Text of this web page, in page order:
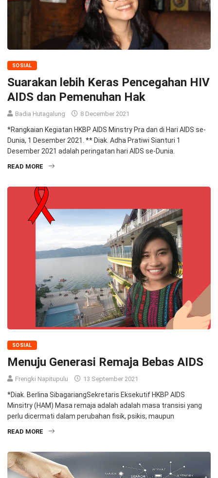
SOSIAL
Suarakan lebih Keras Pencegahan HIV
AIDS dan Pemenuhan Hak
Badia Hutagalung 8 December 2021
*Rangkaian Kegiatan HKBP AIDS Minstry Pra dan di Hari AIDS se-
Dunia, 1 Desember 2021. ** Diak. Adha Pratiwi Sianturi 1
Desember 2021 adalah peringatan hari AIDS se-Dunia.
READ MORE
SOSIAL
Menuju Generasi Remaja Bebas AIDS
Frengki Napitupulu 13 September 2021
*Diak. Berlina SibagariangSekretaris Eksekutif HKBP AIDS
Minsitry (HAM) Masa remaja adalah adalah masa transisi yang
perlu dicermati dalam perubahan fisik, psikis, maupun
READ MORE